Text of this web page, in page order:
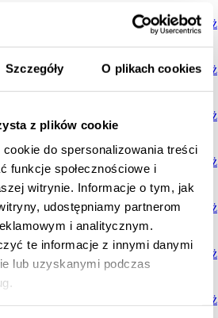
Szczegóły O plikach cookies
z plików cookie
do spersonalizowania treści
funkcje społecznościowe i
witrynie. Informacje o tym, jak
udostępniamy partnerom
i analitycznym.
te informacje z innymi danymi
lub uzyskanymi podczas
sprzedane 464,00
zł
Pokaż
2 pierwsze sprzedane 305,00 Pokaż
Pokaż
2 sprzedane
338
205,00
zł
Pokaż
2 drugie sprzedane
373
170,00
Pokaż
4 drugie sprzedane
650
976,00
zł
Pokaż
Pokaż